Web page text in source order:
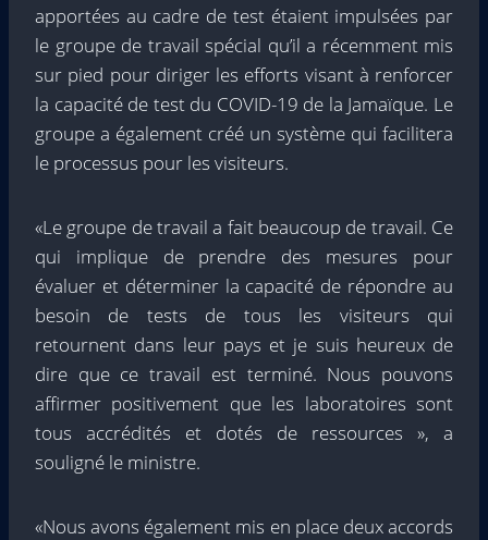
apportées au cadre de test étaient impulsées par
le groupe de travail spécial qu’il a récemment mis
sur pied pour diriger les efforts visant à renforcer
la capacité de test du COVID-19 de la Jamaïque. Le
groupe a également créé un système qui facilitera
le processus pour les visiteurs.
«Le groupe de travail a fait beaucoup de travail. Ce
qui implique de prendre des mesures pour
évaluer et déterminer la capacité de répondre au
besoin de tests de tous les visiteurs qui
retournent dans leur pays et je suis heureux de
dire que ce travail est terminé. Nous pouvons
affirmer positivement que les laboratoires sont
tous accrédités et dotés de ressources », a
souligné le ministre.
«Nous avons également mis en place deux accords